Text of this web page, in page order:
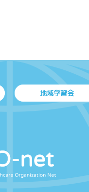
地域学習会